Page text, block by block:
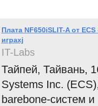
Плата NF650iSLIT-A от
играхj
IT-Labs
Тайпей, Тайвань,
Systems Inc.
barebone-систем